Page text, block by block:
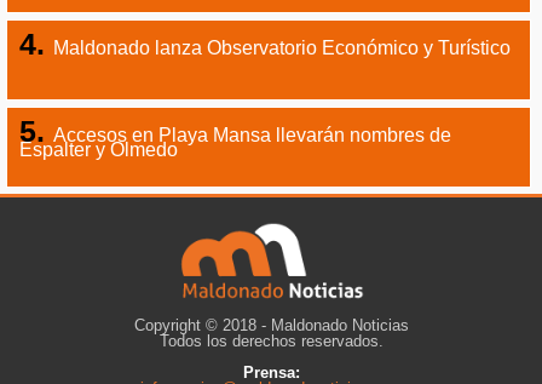
Maldonado lanza Observatorio Económico y Turístico
Accesos en Playa Mansa llevarán nombres de
Espalter y Olmedo
Copyright © 2018 - Maldonado Noticias
Todos los derechos reservados.
Prensa: